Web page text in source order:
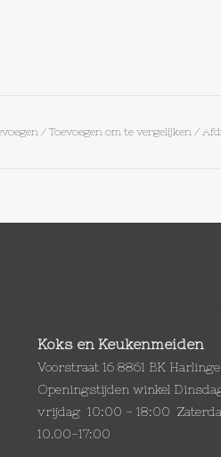
/ Toevoegen om te vergelijken /
Koks en Keukenmeiden
Voorstraat 16 8861 BK
Openingstijden winkel
vrijdag 10:00 - 18:00
10.00-17:00